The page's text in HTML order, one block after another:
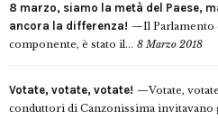
8 marzo, siamo la metà del Paese,
ancora la differenza!
Il Parlamento
componente, è stato il... 8 Marzo 2018
Votate, votate, votate!
Votate,
conduttori di Canzonissima invitavano